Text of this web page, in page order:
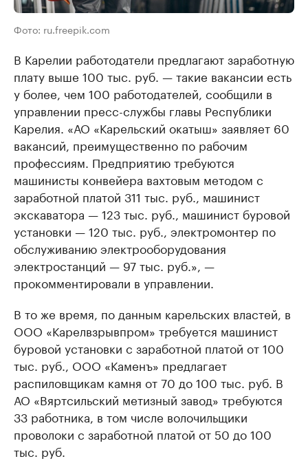
Фото: ru.freepik.com
В Карелии работодатели предлагают заработную
плату выше 100 тыс. руб. — такие вакансии есть
у более, чем 100 работодателей, сообщили в
управлении пресс-службы главы Республики
Карелия. «АО «Карельский окатыш» заявляет 60
вакансий, преимущественно по рабочим
профессиям. Предприятию требуются
машинисты конвейера вахтовым методом с
заработной платой 311 тыс. руб., машинист
экскаватора — 123 тыс. руб., машинист буровой
установки — 120 тыс. руб., электромонтер по
обслуживанию электрооборудования
электростанций — 97 тыс. руб.», —
прокомментировали в управлении.
В то же время, по данным карельских властей, в
ООО «Карелвзрывпром» требуется машинист
буровой установки с заработной платой от 100
тыс. руб., ООО «Каменъ» предлагает
распиловщикам камня от 70 до 100 тыс. руб. В
АО «Вяртсильский метизный завод» требуются
33 работника, в том числе волочильщики
проволоки с заработной платой от 50 до 100
тыс. руб.